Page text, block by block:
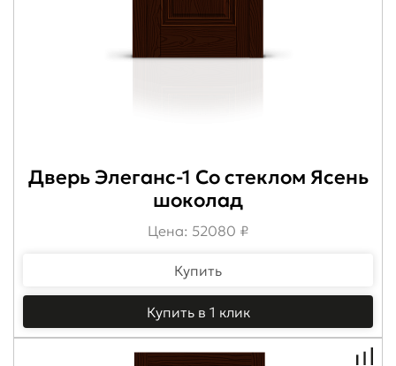
Дверь Элеганс-1 Со стеклом Ясень
шоколад
Цена: 52080 ₽
Купить
Купить в 1 клик